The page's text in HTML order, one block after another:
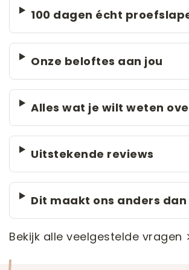
100 dagen écht
Onze beloftes aan jou
Alles wat je wilt weten
Uitstekende reviews
Dit maakt ons anders
Bekijk alle veelgestelde vragen